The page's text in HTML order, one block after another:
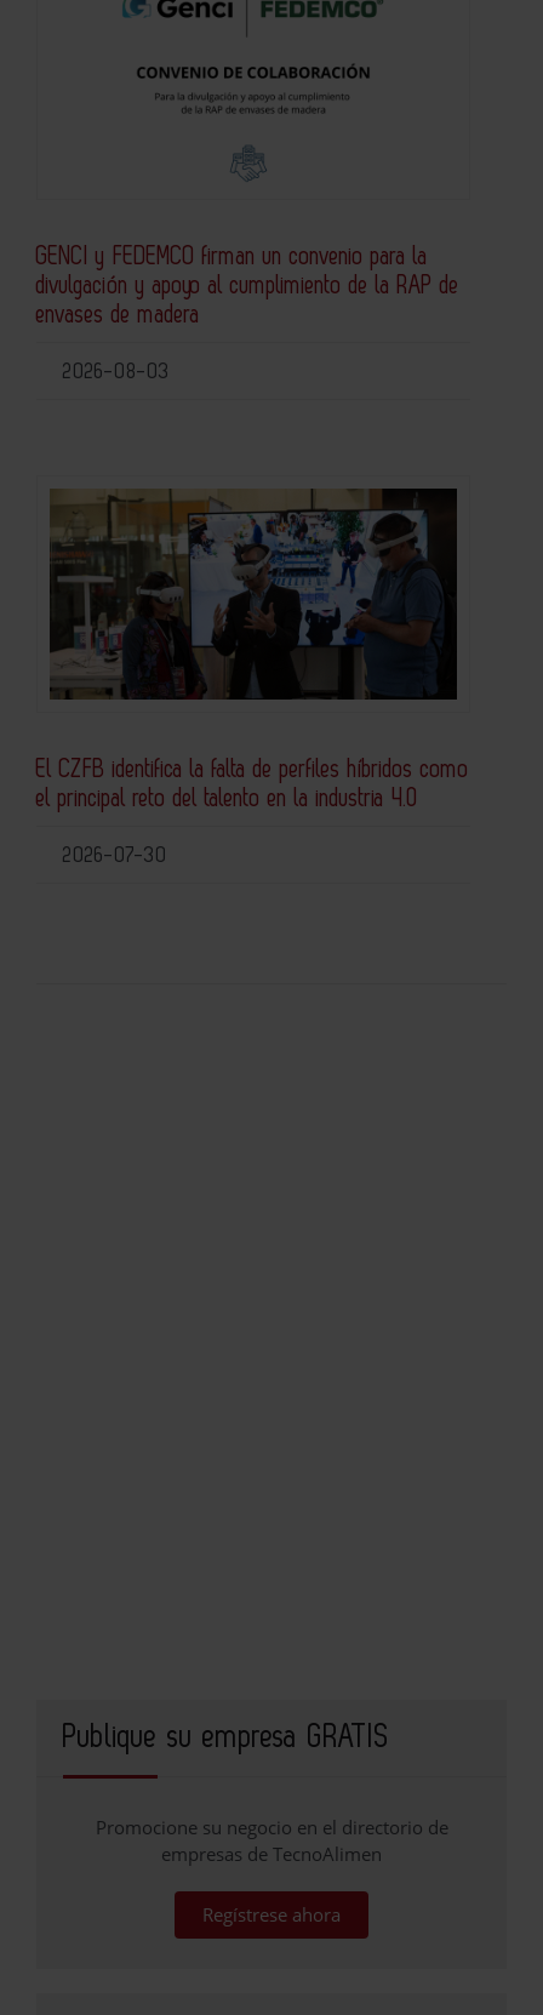
GENCI y FEDEMCO firman un convenio para la
divulgación y apoyo al cumplimiento de la RAP de
envases de madera
2026-08-03
El CZFB identifica la falta de perfiles híbridos como
el principal reto del talento en la industria 4.0
2026-07-30
Publique su empresa GRATIS
Promocione su negocio en el directorio de
empresas de TecnoAlimen
Regístrese ahora